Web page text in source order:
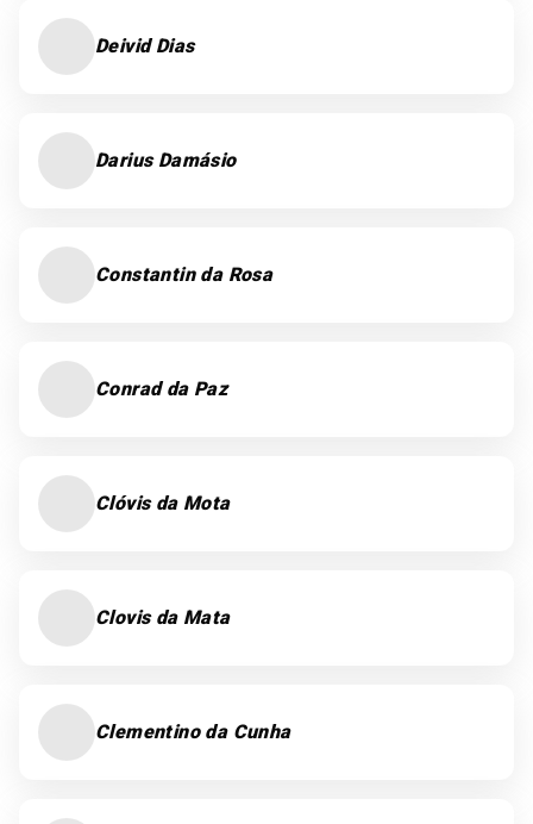
Deivid Dias
Darius Damásio
Constantin da Rosa
Conrad da Paz
Clóvis da Mota
Clovis da Mata
Clementino da Cunha